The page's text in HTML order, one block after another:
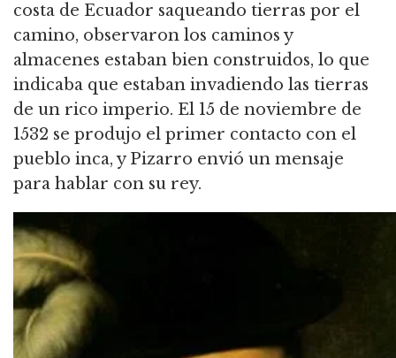
costa de Ecuador saqueando tierras por el
camino, observaron los caminos y
almacenes estaban bien construidos, lo que
indicaba que estaban invadiendo las tierras
de un rico imperio. El 15 de noviembre de
1532 se produjo el primer contacto con el
pueblo inca, y Pizarro envió un mensaje
para hablar con su rey.